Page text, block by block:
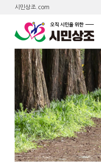
시민상조.com